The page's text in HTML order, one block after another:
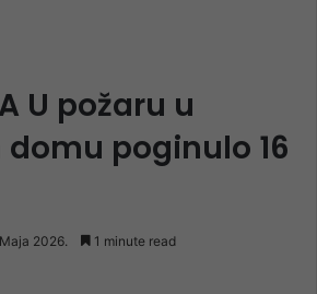
U požaru u
poginulo 16
2026. 1 minute read